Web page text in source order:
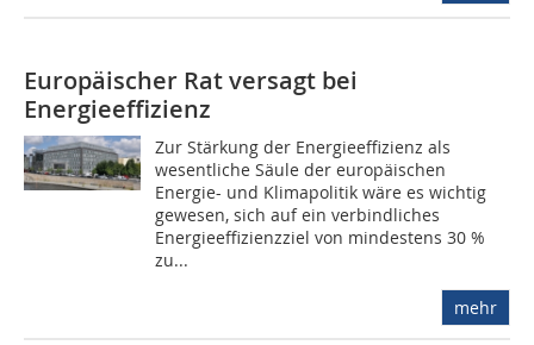
Europäischer Rat versagt bei
Energieeffizienz
Zur Stärkung der Energieeffizienz als
wesentliche Säule der europäischen
Energie- und Klimapolitik wäre es wichtig
gewesen, sich auf ein verbindliches
Energieeffizienzziel von mindestens 30 %
zu...
mehr